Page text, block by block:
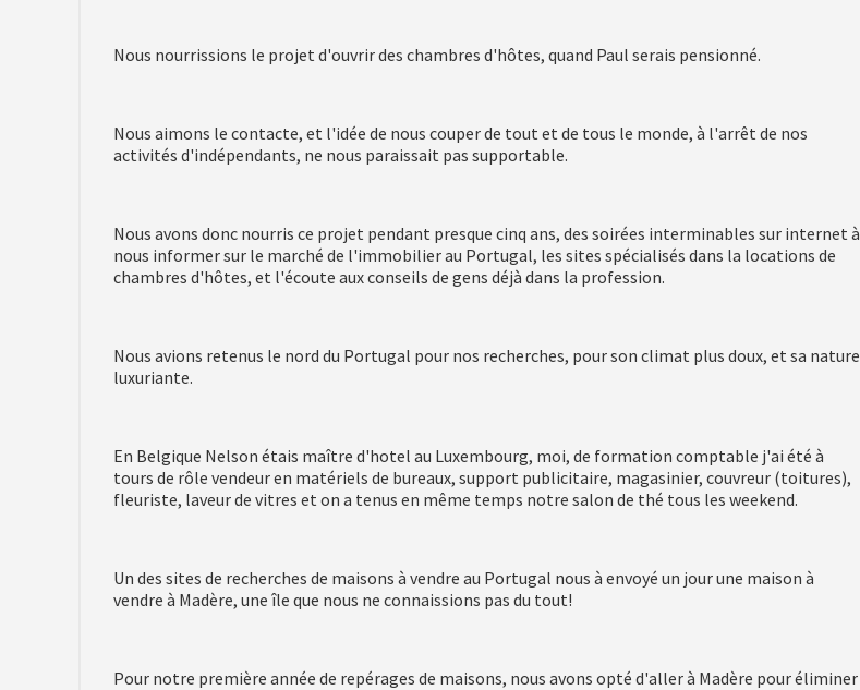
Nous nourrissions le projet d'ouvrir des chambres d'hôtes, quand Paul serais pensionné.
Nous aimons le contacte, et l'idée de nous couper de tout et de tous le monde, à l'arrêt de nos
activités d'indépendants, ne nous paraissait pas supportable.
Nous avons donc nourris ce projet pendant presque cinq ans, des soirées interminables sur internet à
nous informer sur le marché de l'immobilier au Portugal, les sites spécialisés dans la locations de
chambres d'hôtes, et l'écoute aux conseils de gens déjà dans la profession.
Nous avions retenus le nord du Portugal pour nos recherches, pour son climat plus doux, et sa nature
luxuriante.
En Belgique Nelson étais maître d'hotel au Luxembourg, moi, de formation comptable j'ai été à
tours de rôle vendeur en matériels de bureaux, support publicitaire, magasinier, couvreur (toitures),
fleuriste, laveur de vitres et on a tenus en même temps notre salon de thé tous les weekend.
Un des sites de recherches de maisons à vendre au Portugal nous à envoyé un jour une maison à
vendre à Madère, une île que nous ne connaissions pas du tout!
Pour notre première année de repérages de maisons, nous avons opté d'aller à Madère pour éliminer